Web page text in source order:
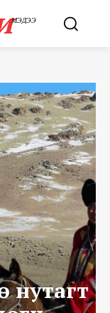
МЭДЭЭ
нутагт